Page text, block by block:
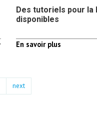
Des tutoriels pour la
disponibles
En savoir plus
next